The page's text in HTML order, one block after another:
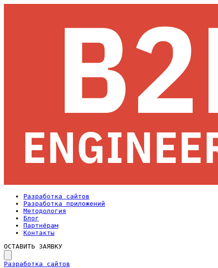
Разработка сайтов
Разработка приложений
Методология
Блог
Партнёрам
Контакты
ОСТАВИТЬ ЗАЯВКУ
Разработка сайтов